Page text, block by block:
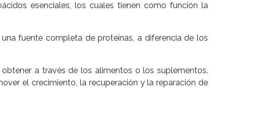
esenciales, los cuales tienen como función la
fuente completa de proteínas, a diferencia de los
a través de los alimentos o los suplementos.
el crecimiento, la recuperación y la reparación de